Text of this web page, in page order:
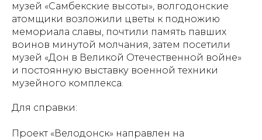
музей «Самбекские высоты», волгодонские
атомщики возложили цветы к подножию
мемориала славы, почтили память павших
воинов минутой молчания, затем посетили
музей «Дон в Великой Отечественной войне»
и постоянную выставку военной техники
музейного комплекса.
Для справки:
Проект «Велодонск» направлен на